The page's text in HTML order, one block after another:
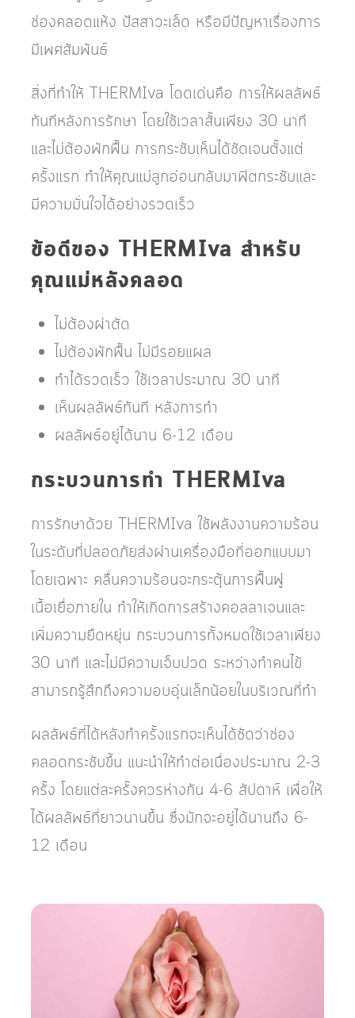
ช่องคลอดแห้ง ปัสสาวะเล็ด หรือมีปัญหาเรื่องการ
มีเพศสัมพันธ์
สิ่งที่ทำให้ THERMIva โดดเด่นคือ การให้ผลลัพธ์
ทันทีหลังการรักษา โดยใช้เวลาสั้นเพียง 30 นาที
และไม่ต้องพักฟื้น การกระชับเห็นได้ชัดเจนตั้งแต่
ครั้งแรก ทำให้คุณแม่ลูกอ่อนกลับมาฟิตกระชับและ
มีความมั่นใจได้อย่างรวดเร็ว
ข้อดีของ THERMIva สำหรับ
คุณแม่หลังคลอด
ไม่ต้องผ่าตัด
ไม่ต้องพักฟื้น ไม่มีรอยแผล
ทำได้รวดเร็ว ใช้เวลาประมาณ 30 นาที
เห็นผลลัพธ์ทันที หลังการทำ
ผลลัพธ์อยู่ได้นาน 6-12 เดือน
กระบวนการทำ THERMIva
การรักษาด้วย THERMIva ใช้พลังงานความร้อน
ในระดับที่ปลอดภัยส่งผ่านเครื่องมือที่ออกแบบมา
โดยเฉพาะ คลื่นความร้อนจะกระตุ้นการฟื้นฟู
เนื้อเยื่อภายใน ทำให้เกิดการสร้างคอลลาเจนและ
เพิ่มความยืดหยุ่น กระบวนการทั้งหมดใช้เวลาเพียง
30 นาที และไม่มีความเจ็บปวด ระหว่างทำคนไข้
สามารถรู้สึกถึงความอบอุ่นเล็กน้อยในบริเวณที่ทำ
ผลลัพธ์ที่ได้หลังทำครั้งแรกจะเห็นได้ชัดว่าช่อง
คลอดกระชับขึ้น แนะนำให้ทำต่อเนื่องประมาณ 2-3
ครั้ง โดยแต่ละครั้งควรห่างกัน 4-6 สัปดาห์ เพื่อให้
ได้ผลลัพธ์ที่ยาวนานขึ้น ซึ่งมักจะอยู่ได้นานถึง 6-
12 เดือน